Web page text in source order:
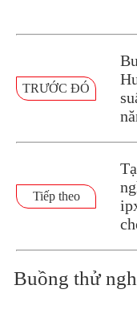
TRƯỚC ĐÓ
Tiếp theo
Buồng thử